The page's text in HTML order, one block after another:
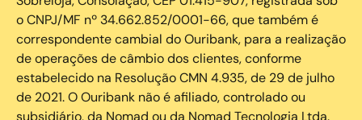
o CNPJ/MF nº 34.662.852/0001-66, que também é
correspondente cambial do Ouribank, para a realização
de operações de câmbio dos clientes, conforme
estabelecido na Resolução CMN 4.935, de 29 de julho
de 2021. O Ouribank não é afiliado, controlado ou
subsidiário, da Nomad ou da Nomad Tecnologia Ltda.